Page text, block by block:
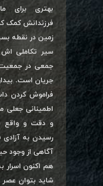
بهتری برای
فرزندانش کمک
زمین در نقطه
سیر تکاملی اش
جمعی در جمعیت
جریان است.
فراموش کردن
اطمینانی جعلی
و دقت و واقع
رسیدن به
آگاهی از وجود
هم اکنون
شاید بتوان عصر